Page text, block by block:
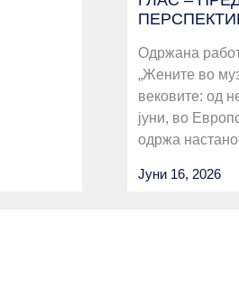
Одржана
„Жените во
вековите: од
јуни, во
одржа
Јуни 16, 2026